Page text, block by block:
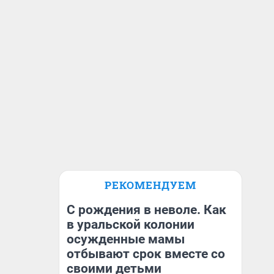
РЕКОМЕНДУЕМ
С рождения в неволе. Как
в уральской колонии
осужденные мамы
отбывают срок вместе со
своими детьми